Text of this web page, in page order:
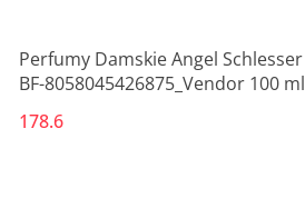
Perfumy Damskie Angel Schlesser
BF-8058045426875_Vendor 100 ml
178.6